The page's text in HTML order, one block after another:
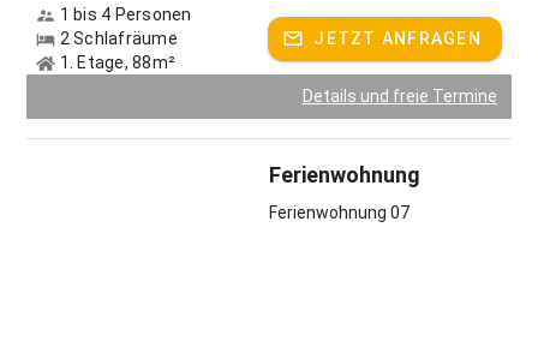
1 bis 4 Personen
2 Schlafräume
1. Etage, 88m²
JETZT ANFRAGEN
Details und freie Termine
Ferienwohnung
Ferienwohnung 07